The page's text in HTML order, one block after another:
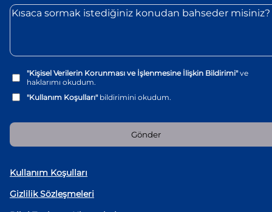
Kullanım Koşulları
Gizlilik Sözleşmeleri
"Kişisel Verilerin Korunması ve İşlenmesine İlişkin Bildirimi"ve
haklarımı okudum.
"Kullanım Koşulları"bildirimini okudum.
Gönder